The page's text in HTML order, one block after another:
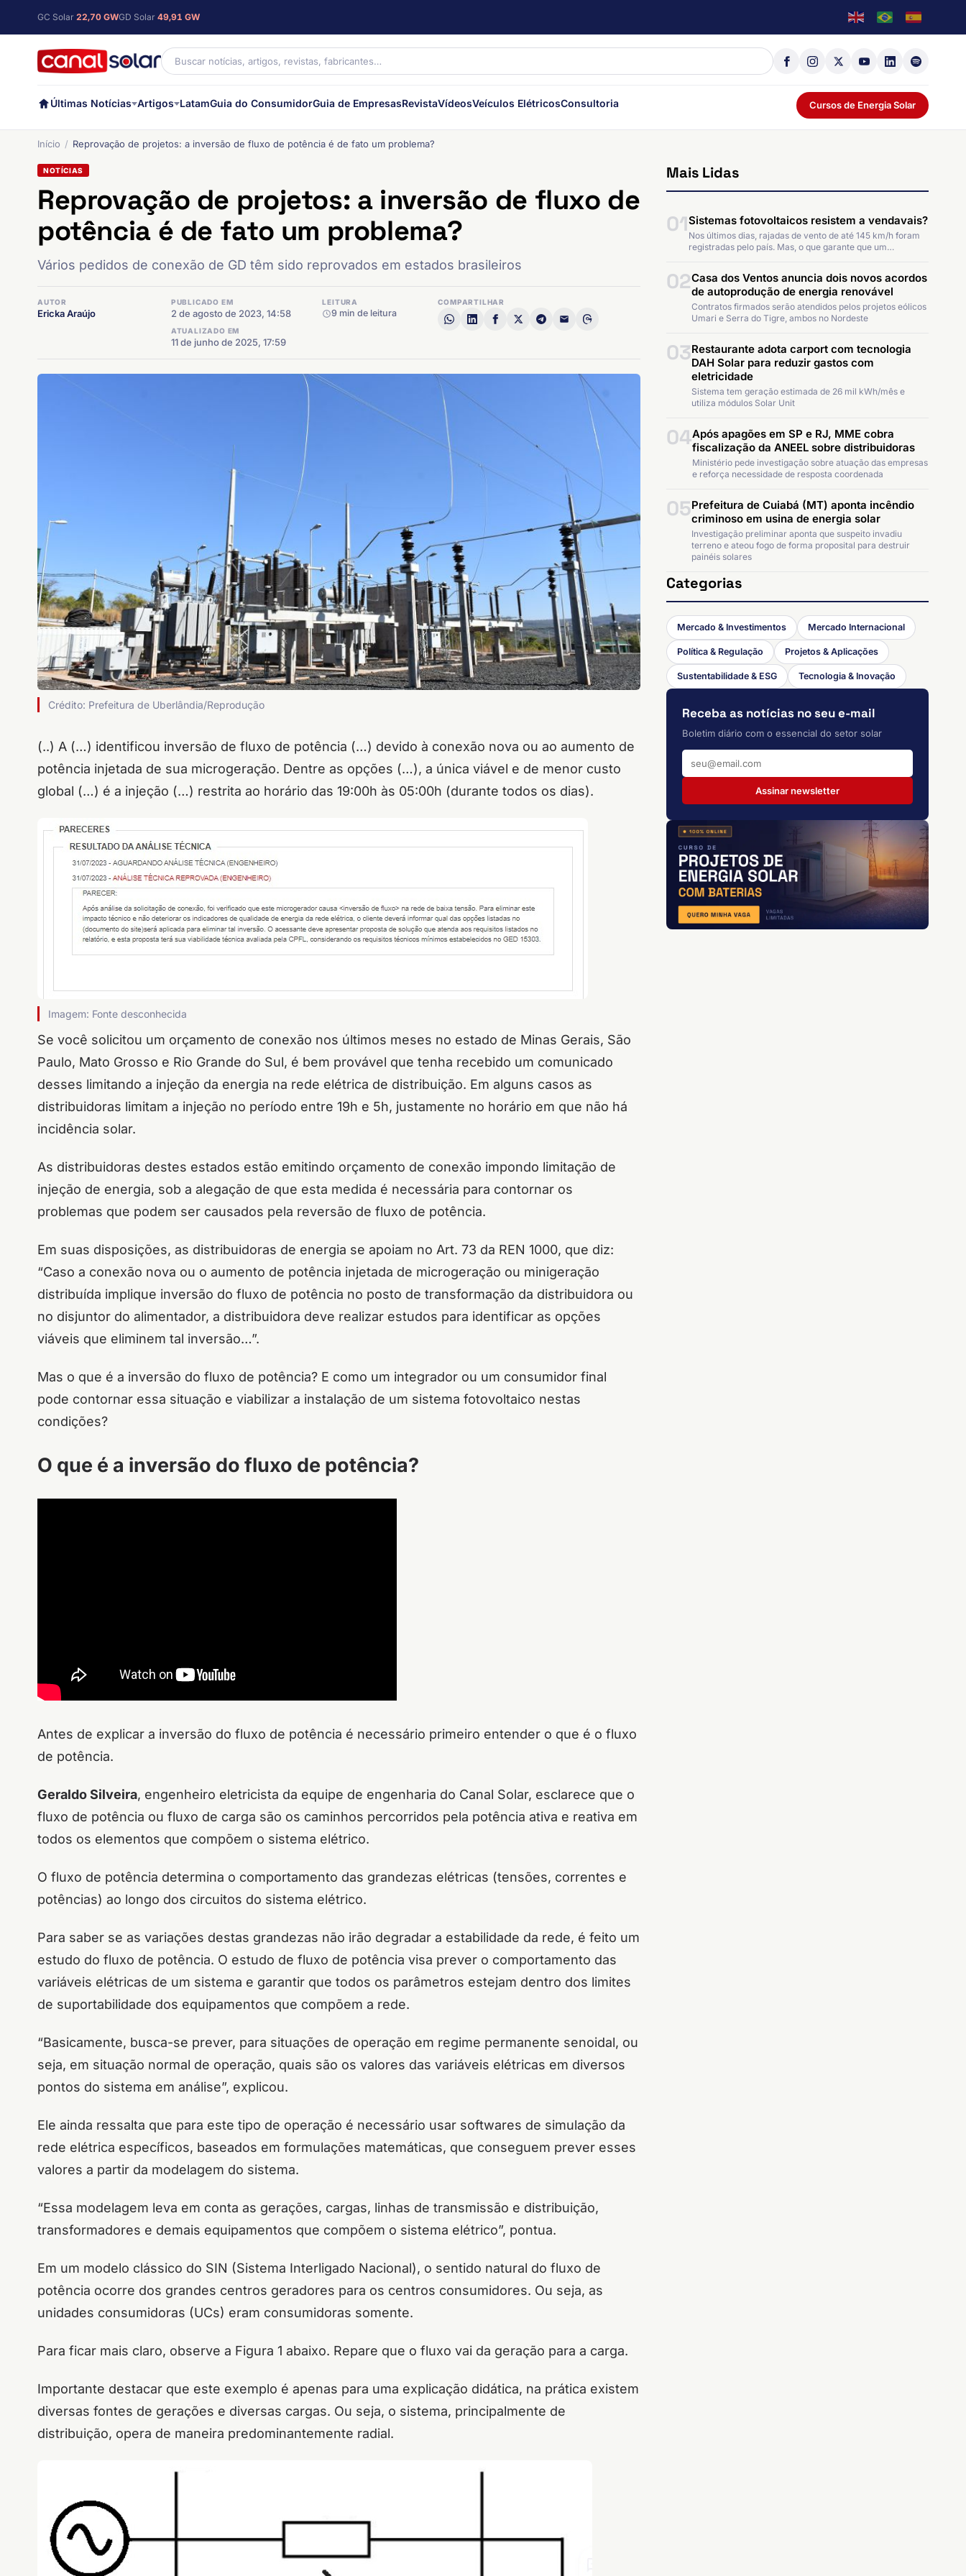
GC Solar 22,70 GWGD Solar 49,91 GW
Últimas Notícias Artigos LatamGuia do ConsumidorGuia de EmpresasRevistaVídeosVeículos ElétricosConsultoria Cursos de Energia Solar
Início Reprovação de projetos: a inversão de fluxo de potência é de fato um problema?
NOTÍCIAS
Reprovação de projetos: a inversão de fluxo de
potência é de fato um problema?
Vários pedidos de conexão de GD têm sido reprovados em estados brasileiros
AUTOR
Ericka Araújo
PUBLICADO EM
2 de agosto de 2023, 14:58
ATUALIZADO EM
11 de junho de 2025, 17:59
LEITURA
9 min de leitura
COMPARTILHAR
Crédito: Prefeitura de Uberlândia/Reprodução
(..) A (…) identificou inversão de fluxo de potência (…) devido à conexão nova ou ao aumento de
potência injetada de sua microgeração. Dentre as opções (…), a única viável e de menor custo
global (…) é a injeção (…) restrita ao horário das 19:00h às 05:00h (durante todos os dias).
Imagem: Fonte desconhecida
Se você solicitou um orçamento de conexão nos últimos meses no estado de Minas Gerais, São
Paulo, Mato Grosso e Rio Grande do Sul, é bem provável que tenha recebido um comunicado
desses limitando a injeção da energia na rede elétrica de distribuição. Em alguns casos as
distribuidoras limitam a injeção no período entre 19h e 5h, justamente no horário em que não há
incidência solar.
As distribuidoras destes estados estão emitindo orçamento de conexão impondo limitação de
injeção de energia, sob a alegação de que esta medida é necessária para contornar os
problemas que podem ser causados pela reversão de fluxo de potência.
Em suas disposições, as distribuidoras de energia se apoiam no Art. 73 da REN 1000, que diz:
“Caso a conexão nova ou o aumento de potência injetada de microgeração ou minigeração
distribuída implique inversão do fluxo de potência no posto de transformação da distribuidora ou
no disjuntor do alimentador, a distribuidora deve realizar estudos para identificar as opções
viáveis que eliminem tal inversão…”.
Mas o que é a inversão do fluxo de potência? E como um integrador ou um consumidor final
pode contornar essa situação e viabilizar a instalação de um sistema fotovoltaico nestas
condições?
O que é a inversão do fluxo de potência?
Antes de explicar a inversão do fluxo de potência é necessário primeiro entender o que é o fluxo
de potência.
Geraldo Silveira, engenheiro eletricista da equipe de engenharia do Canal Solar, esclarece que o
fluxo de potência ou fluxo de carga são os caminhos percorridos pela potência ativa e reativa em
todos os elementos que compõem o sistema elétrico.
O fluxo de potência determina o comportamento das grandezas elétricas (tensões, correntes e
potências) ao longo dos circuitos do sistema elétrico.
Para saber se as variações destas grandezas não irão degradar a estabilidade da rede, é feito um
estudo do fluxo de potência. O estudo de fluxo de potência visa prever o comportamento das
variáveis elétricas de um sistema e garantir que todos os parâmetros estejam dentro dos limites
de suportabilidade dos equipamentos que compõem a rede.
“Basicamente, busca-se prever, para situações de operação em regime permanente senoidal, ou
seja, em situação normal de operação, quais são os valores das variáveis elétricas em diversos
pontos do sistema em análise”, explicou.
Ele ainda ressalta que para este tipo de operação é necessário usar softwares de simulação da
rede elétrica específicos, baseados em formulações matemáticas, que conseguem prever esses
valores a partir da modelagem do sistema.
“Essa modelagem leva em conta as gerações, cargas, linhas de transmissão e distribuição,
transformadores e demais equipamentos que compõem o sistema elétrico”, pontua.
Em um modelo clássico do SIN (Sistema Interligado Nacional), o sentido natural do fluxo de
potência ocorre dos grandes centros geradores para os centros consumidores. Ou seja, as
unidades consumidoras (UCs) eram consumidoras somente.
Para ficar mais claro, observe a Figura 1 abaixo. Repare que o fluxo vai da geração para a carga.
Importante destacar que este exemplo é apenas para uma explicação didática, na prática existem
diversas fontes de gerações e diversas cargas. Ou seja, o sistema, principalmente de
distribuição, opera de maneira predominantemente radial.
Mais Lidas
01Sistemas fotovoltaicos resistem a vendavais?
Nos últimos dias, rajadas de vento de até 145 km/h foram
registradas pelo país. Mas, o que garante que um…
02Casa dos Ventos anuncia dois novos acordos
de autoprodução de energia renovável
Contratos firmados serão atendidos pelos projetos eólicos
Umari e Serra do Tigre, ambos no Nordeste
03Restaurante adota carport com tecnologia
DAH Solar para reduzir gastos com
eletricidade
Sistema tem geração estimada de 26 mil kWh/mês e
utiliza módulos Solar Unit
04Após apagões em SP e RJ, MME cobra
fiscalização da ANEEL sobre distribuidoras
Ministério pede investigação sobre atuação das empresas
e reforça necessidade de resposta coordenada
05Prefeitura de Cuiabá (MT) aponta incêndio
criminoso em usina de energia solar
Investigação preliminar aponta que suspeito invadiu
terreno e ateou fogo de forma proposital para destruir
painéis solares
Categorias
Mercado & Investimentos Mercado Internacional
Política & Regulação Projetos & Aplicações
Sustentabilidade & ESG Tecnologia & Inovação
Receba as notícias no seu e-mail
Boletim diário com o essencial do setor solar
Assinar newsletter